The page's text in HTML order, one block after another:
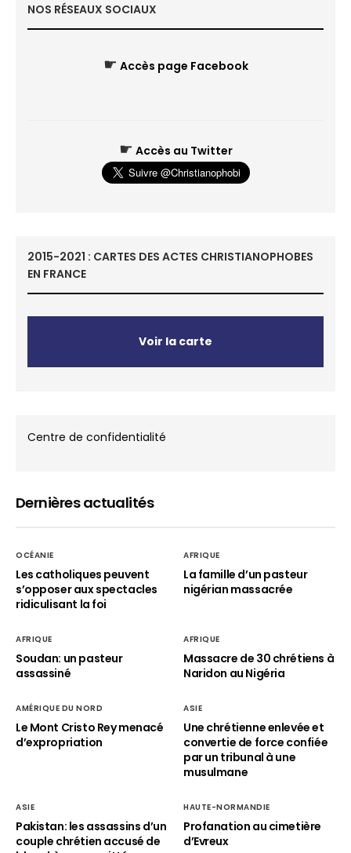
NOS RÉSEAUX SOCIAUX
☛ Accès page Facebook
☛ Accès au Twitter
2015-2021 : CARTES DES ACTES CHRISTIANOPHOBES
EN FRANCE
Voir la carte
Centre de confidentialité
Dernières actualités
OCÉANIE
Les catholiques peuvent
s’opposer aux spectacles
ridiculisant la foi
AFRIQUE
La famille d’un pasteur
nigérian massacrée
AFRIQUE
Soudan: un pasteur
assassiné
AFRIQUE
Massacre de 30 chrétiens à
Naridon au Nigéria
AMÉRIQUE DU NORD
Le Mont Cristo Rey menacé
d’expropriation
ASIE
Une chrétienne enlevée et
convertie de force confiée
par un tribunal à une
musulmane
ASIE
Pakistan: les assassins d’un
couple chrétien accusé de
HAUTE-NORMANDIE
Profanation au cimetière
d’Evreux